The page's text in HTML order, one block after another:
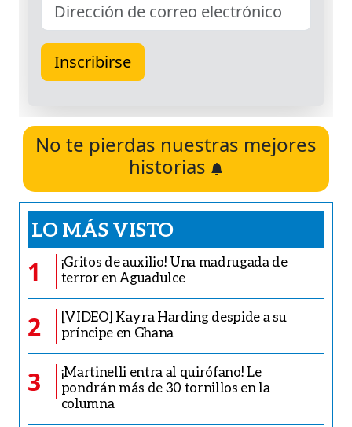
No te pierdas nuestras mejores
historias
LO MÁS VISTO
1
¡Gritos de auxilio! Una madrugada de
terror en Aguadulce
2
[VIDEO] Kayra Harding despide a su
príncipe en Ghana
3
¡Martinelli entra al quirófano! Le
pondrán más de 30 tornillos en la
columna